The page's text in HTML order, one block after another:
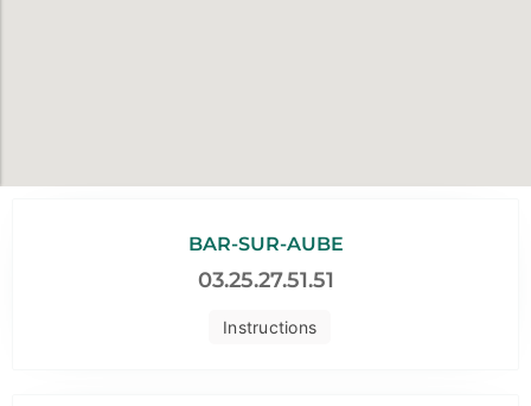
Instructions
BAR-SUR-AUBE
03.25.27.51.51